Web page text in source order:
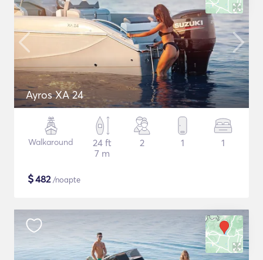
Ayros XA 24
Walkaround
24 ft
7 m
2 1 1
$482/noapte